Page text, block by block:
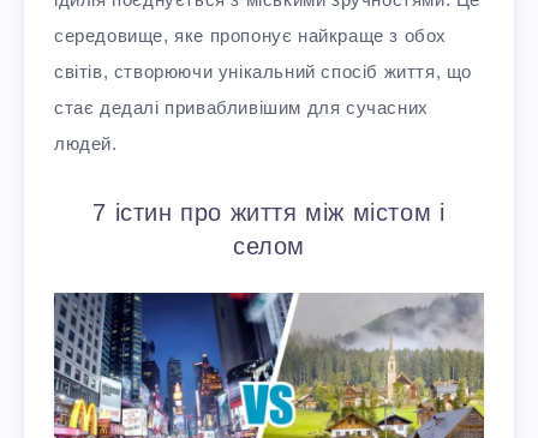
середовище, яке пропонує найкраще з обох
світів, створюючи унікальний спосіб життя, що
стає дедалі привабливішим для сучасних
людей.
7 істин про життя між містом і
селом